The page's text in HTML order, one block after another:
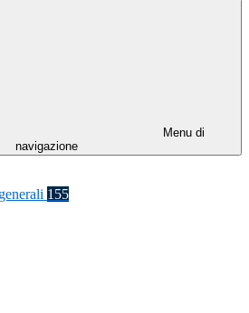
Menu di
navigazione
155